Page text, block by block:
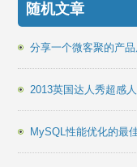
随机文章
分享一个微客聚的产
2013英国达人秀超感
MySQL性能优化的最